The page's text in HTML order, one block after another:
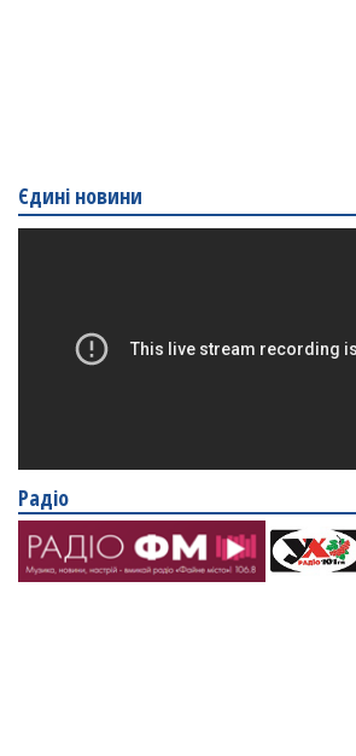
Єдині новини
Радіо